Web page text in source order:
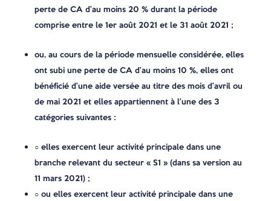
perte de CA d’au moins 20 % durant la période
comprise entre le 1er août 2021 et le 31 août 2021 ;
ou, au cours de la période mensuelle considérée, elles
ont subi une perte de CA d’au moins 10 %, elles ont
bénéficié d’une aide versée au titre des mois d’avril ou
de mai 2021 et elles appartiennent à l’une des 3
catégories suivantes :
○ elles exercent leur activité principale dans une
branche relevant du secteur « S1 » (dans sa version au
11 mars 2021) ;
○ ou elles exercent leur activité principale dans une